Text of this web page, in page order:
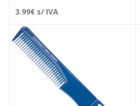
3.99€ s/ IVA